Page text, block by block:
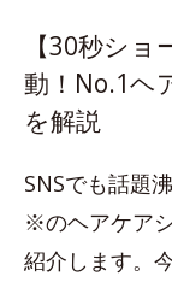
【30秒シ
動！No.1ヘ
を解説
SNSでも話題
※のヘアケア
紹介します。